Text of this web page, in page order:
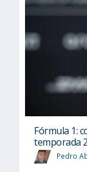
Fórmula 1:
temporada
Pedro